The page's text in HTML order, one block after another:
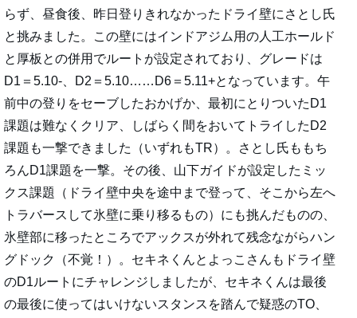
らず、昼食後、昨日登りきれなかったドライ壁にさとし氏
と挑みました。この壁にはインドアジム用の人工ホールド
と厚板との併用でルートが設定されており、グレードは
D1＝5.10-、D2＝5.10……D6＝5.11+となっています。午
前中の登りをセーブしたおかげか、最初にとりついたD1
課題は難なくクリア、しばらく間をおいてトライしたD2
課題も一撃できました（いずれもTR）。さとし氏ももち
ろんD1課題を一撃。その後、山下ガイドが設定したミッ
クス課題（ドライ壁中央を途中まで登って、そこから左へ
トラバースして氷壁に乗り移るもの）にも挑んだものの、
氷壁部に移ったところでアックスが外れて残念ながらハン
グドック（不覚！）。セキネくんとよっこさんもドライ壁
のD1ルートにチャレンジしましたが、セキネくんは最後
の最後に使ってはいけないスタンスを踏んで疑惑のTO、